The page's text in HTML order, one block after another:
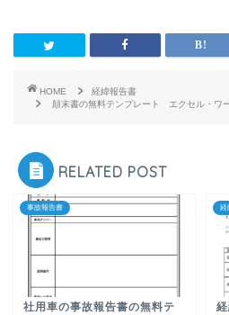
HOME
経緯報告書
顛末書の無料テンプレート エクセル・ワ
RELATED POST
事故報告書
社用車の事故報告書の無料テ
経